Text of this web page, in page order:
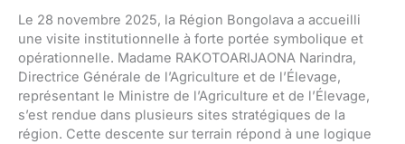
Le 28 novembre 2025, la Région Bongolava a accueilli
une visite institutionnelle à forte portée symbolique et
opérationnelle. Madame RAKOTOARIJAONA Narindra,
Directrice Générale de l’Agriculture et de l’Élevage,
représentant le Ministre de l’Agriculture et de l’Élevage,
s’est rendue dans plusieurs sites stratégiques de la
région. Cette descente sur terrain répond à une logique